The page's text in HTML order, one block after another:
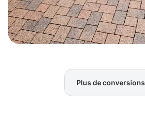
Plus de conversions